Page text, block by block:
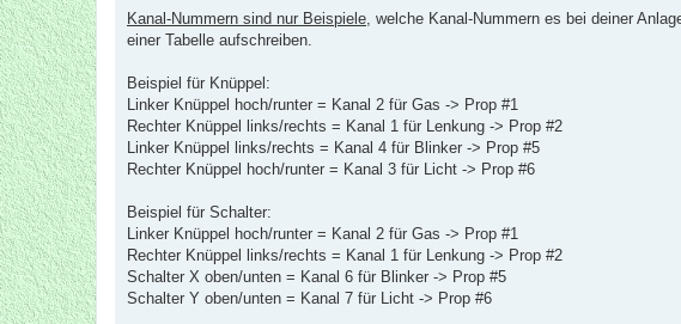
Kanal-Nummern sind nur Beispiele, welche Kanal-Nummern es bei deiner
einer Tabelle aufschreiben.
Beispiel für Knüppel:
Linker Knüppel hoch/runter = Kanal 2 für Gas -> Prop #1
Rechter Knüppel links/rechts = Kanal 1 für Lenkung -> Prop #2
Linker Knüppel links/rechts = Kanal 4 für Blinker -> Prop #5
Rechter Knüppel hoch/runter = Kanal 3 für Licht -> Prop #6
Beispiel für Schalter:
Linker Knüppel hoch/runter = Kanal 2 für Gas -> Prop #1
Rechter Knüppel links/rechts = Kanal 1 für Lenkung -> Prop #2
Schalter X oben/unten = Kanal 6 für Blinker -> Prop #5
Schalter Y oben/unten = Kanal 7 für Licht -> Prop #6